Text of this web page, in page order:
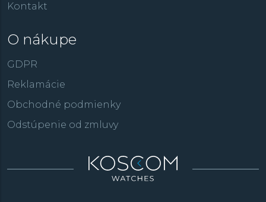
Kontakt
O nákupe
GDPR
Reklamácie
Obchodné podmienky
Odstúpenie od zmluvy